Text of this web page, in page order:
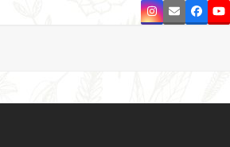
Instagram
Email